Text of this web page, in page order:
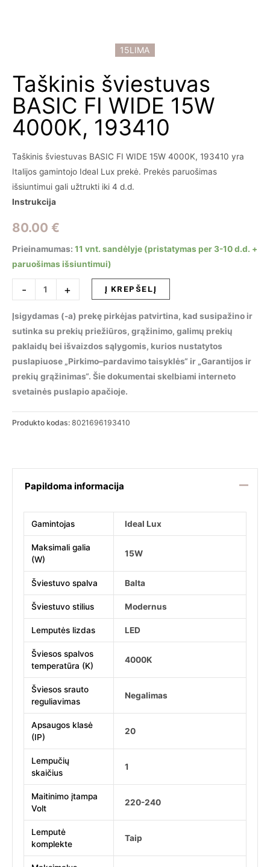
15LIMA
Taškinis šviestuvas
BASIC FI WIDE 15W
4000K, 193410
Taškinis šviestuvas BASIC FI WIDE 15W 4000K, 193410 yra
Italijos gamintojo Ideal Lux prekė. Prekės paruošimas
išsiuntimui gali užtrukti iki 4 d.d.
Instrukcija
80.00 €
Prieinamumas: 11 vnt. sandėlyje (pristatymas per 3-10 d.d. +
paruošimas išsiuntimui)
-
produkto
kiekis:
Taškinis
šviestuvas
BASIC
FI
WIDE
15W
193410
+ Į KREPŠELĮ
Įsigydamas (-a) prekę pirkėjas patvirtina, kad susipažino ir
sutinka su prekių priežiūros, grąžinimo, galimų prekių
paklaidų bei išvaizdos sąlygomis, kurios nustatytos
puslapiuose „Pirkimo–pardavimo taisyklės“ ir „Garantijos ir
prekių grąžinimas“. Šie dokumentai skelbiami interneto
svetainės puslapio apačioje.
Produkto kodas: 8021696193410
Papildoma informacija
Gamintojas Ideal Lux
Maksimali galia
(W)
15W
Šviestuvo spalva Balta
Šviestuvo stilius Modernus
Lemputės lizdas LED
Šviesos spalvos
temperatūra (K)
4000K
Šviesos srauto
reguliavimas
Negalimas
Apsaugos klasė
(IP)
20
Lempučių
skaičius
1
Maitinimo įtampa
Volt
220-240
Lemputė
komplekte
Taip